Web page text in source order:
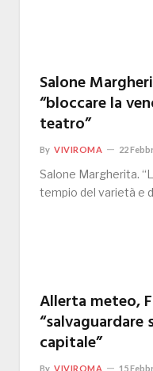
Salone
“bloccare la
teatro”
By VIVIROMA 22
Salone Margherita.
tempio del varietà e
Allerta meteo,
capitale”
By VIVIROMA 15